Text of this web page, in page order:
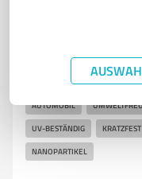
AUTOMOBIL
UV-BESTÄNDIG KRATZFEST
NANOPARTIKEL